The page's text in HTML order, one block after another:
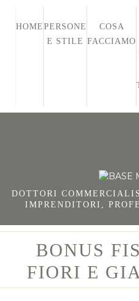
HOME PERSONE
E STILE
COSA
FACCIAMO
DOTTORI
IMPRENDITORI,
BONUS
FIORI E